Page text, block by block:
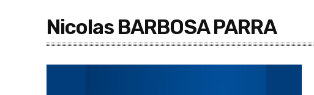
Nicolas BARBOSA PARRA